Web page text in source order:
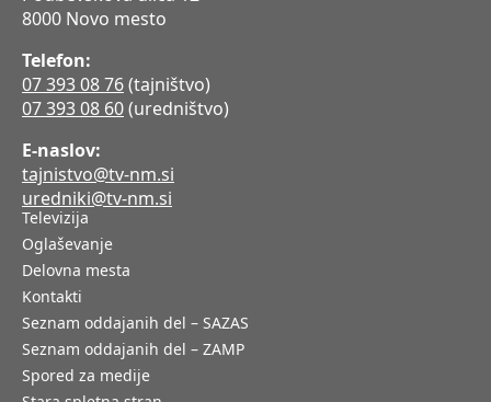
8000 Novo mesto
Telefon:
07 393 08 76(tajništvo)
07 393 08 60(uredništvo)
E-naslov:
tajnistvo@tv-nm.si
uredniki@tv-nm.si
Televizija
Oglaševanje
Delovna mesta
Kontakti
Seznam oddajanih del – SAZAS
Seznam oddajanih del – ZAMP
Spored za medije